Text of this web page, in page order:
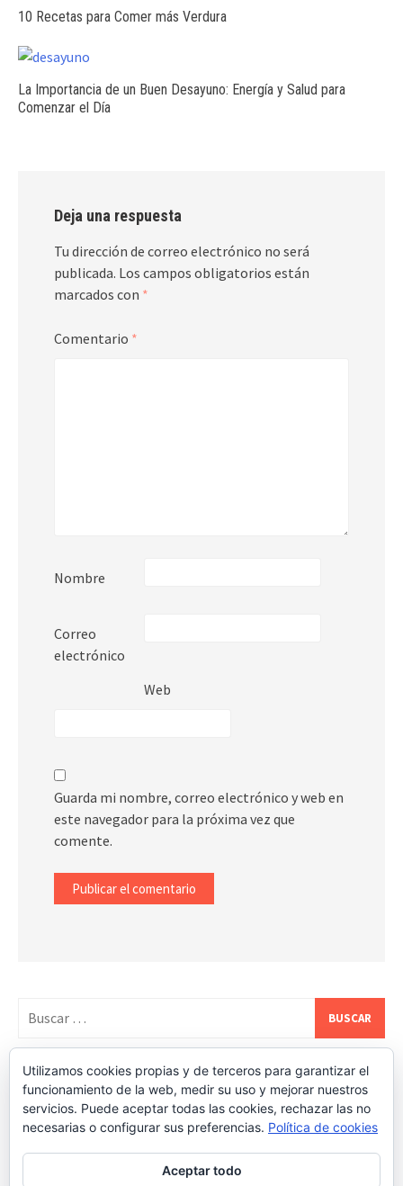
10 Recetas para Comer más Verdura
La Importancia de un Buen Desayuno: Energía y Salud para
Comenzar el Día
Deja una respuesta
Tu dirección de correo electrónico no será
publicada. Los campos obligatorios están
marcados con *
Comentario *
Nombre
Correo
electrónico
Web
Guarda mi nombre, correo electrónico y web en
este navegador para la próxima vez que
comente.
REDES SOCIALES DE ESTATEALDIA
Utilizamos cookies propias y de terceros para garantizar el
funcionamiento de la web, medir su uso y mejorar nuestros
servicios. Puede aceptar todas las cookies, rechazar las no
necesarias o configurar sus preferencias. Política de cookies
Aceptar todo